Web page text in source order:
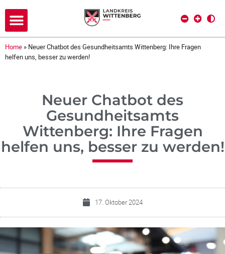
Home » Neuer Chatbot des Gesundheitsamts Wittenberg: Ihre Fragen
helfen uns, besser zu werden!
Neuer Chatbot des
Gesundheitsamts
Wittenberg: Ihre Fragen
helfen uns, besser zu werden!
17. Oktober 2024